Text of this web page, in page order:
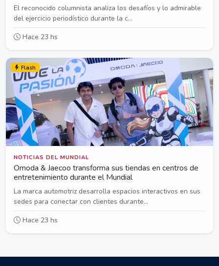
El reconocido columnista analiza los desafíos y lo admirable
del ejercicio periodístico durante la c...
Hace 23 hs
Flash
NOTICIAS DEL MUNDIAL
Omoda & Jaecoo transforma sus tiendas en centros de
entretenimiento durante el Mundial
La marca automotriz desarrolla espacios interactivos en sus
sedes para conectar con clientes durante...
Hace 23 hs